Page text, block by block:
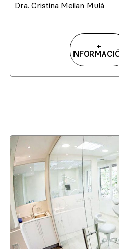
Dra. Cristina Meilan Mulà
+